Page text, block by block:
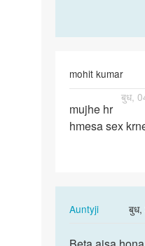
mohit kumar
बुध,
mujhe
hr
mujhe hr
hmesa sex
AuntyjiIn
to
Beta